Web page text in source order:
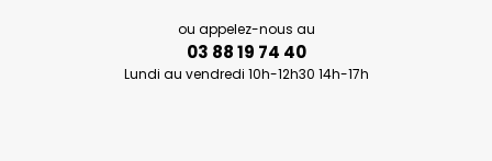
ou appelez-nous au
03 88 19 74 40
Lundi au vendredi 10h-12h30 14h-17h